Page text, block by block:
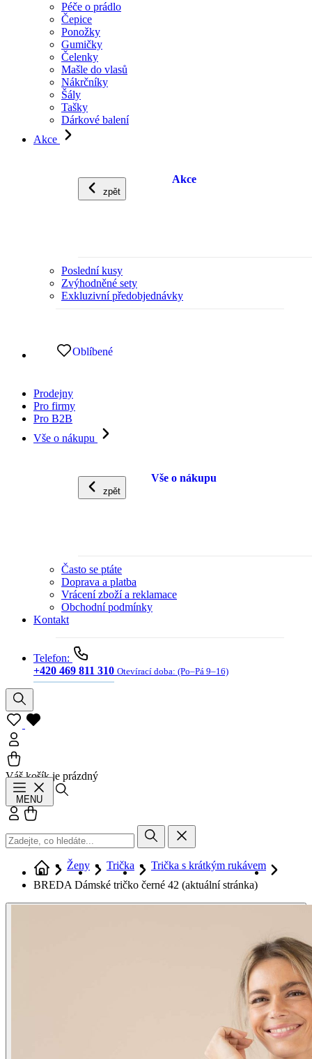
Péče o prádlo
Čepice
Ponožky
Gumičky
Čelenky
Mašle do vlasů
Nákrčníky
Šály
Tašky
Dárkové balení
Akce
zpět
Akce
Poslední kusy
Zvýhodněné sety
Exkluzivní předobjednávky
Oblíbené
Prodejny
Pro firmy
Pro B2B
Vše o nákupu
zpět
Vše o nákupu
Často se ptáte
Doprava a platba
Vrácení zboží a reklamace
Obchodní podmínky
Kontakt
Telefon:
+420 469 811 310 Otevírací doba: (Po–Pá 9–16)
Váš košík je prázdný
MENU
Přihlásit se
Ženy Trička
Trička s krátkým rukávem
BREDA Dámské tričko černé 42 (aktuální stránka)